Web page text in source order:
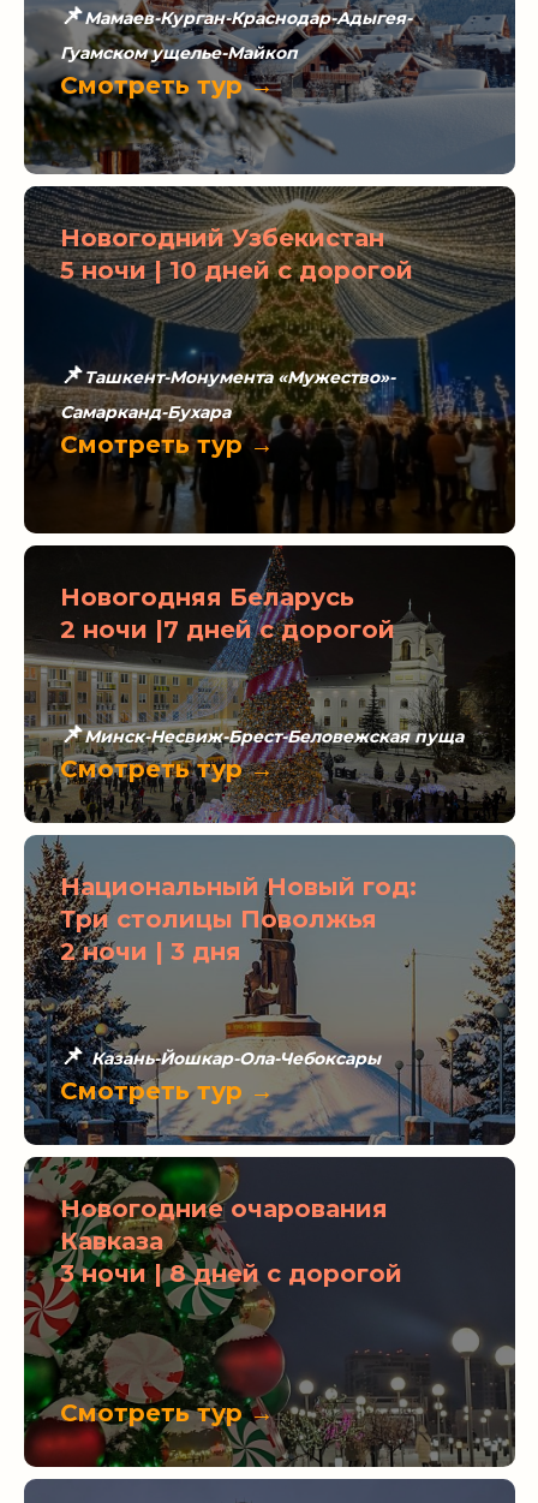
📌Мамаев-Курган-Краснодар-Адыгея-
Гуамском ущелье-Майкоп
Смотреть тур →
Новогодний Узбекистан
5 ночи | 10 дней с дорогой
📌Ташкент-Монумента «Мужество»-
Самарканд-Бухара
Смотреть тур →
Новогодняя Беларусь
2 ночи |7 дней с дорогой
📌Минск-Несвиж-Брест-Беловежская пуща
Смотреть тур →
Национальный Новый год:
Три столицы Поволжья
2 ночи | 3 дня
📌Казань-Йошкар-Ола-Чебоксары
Смотреть тур →
Новогодние очарования
Кавказа
3 ночи | 8 дней с дорогой
Смотреть тур →